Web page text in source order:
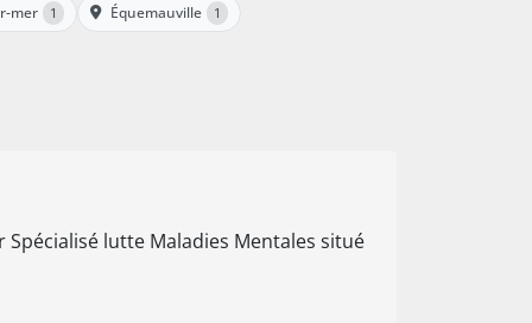
mer 1 Équemauville 1
lutte Maladies Mentales situé